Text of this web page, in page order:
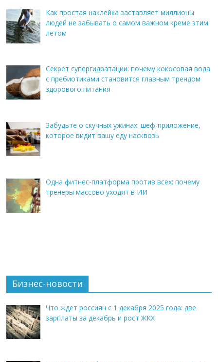
Как простая наклейка заставляет миллионы
людей не забывать о самом важном креме этим
летом
Секрет супергидратации: почему кокосовая вода
с пребиотиками становится главным трендом
здорового питания
Забудьте о скучных ужинах: шеф-приложение,
которое видит вашу еду насквозь
Одна фитнес-платформа против всех: почему
тренеры массово уходят в ИИ
Бизнес-новости
Что ждет россиян с 1 декабря 2025 года: две
зарплаты за декабрь и рост ЖКХ